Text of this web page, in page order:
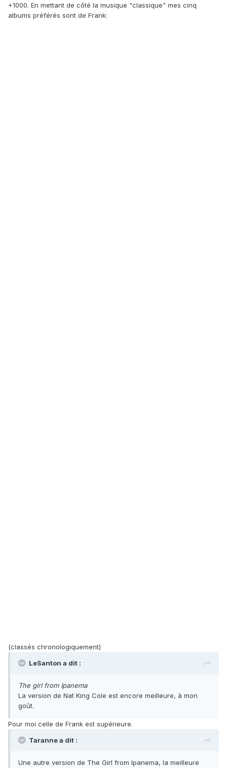
+1000. En mettant de côté la musique "classique" mes cinq
albums préférés sont de Frank:
(classés chronologiquement)
LeSanton a dit :
The girl from Ipanema
La version de Nat King Cole est encore meilleure, à mon
goût.
Pour moi celle de Frank est supérieure.
Taranne a dit :
Une autre version de The Girl from Ipanema, la meilleure